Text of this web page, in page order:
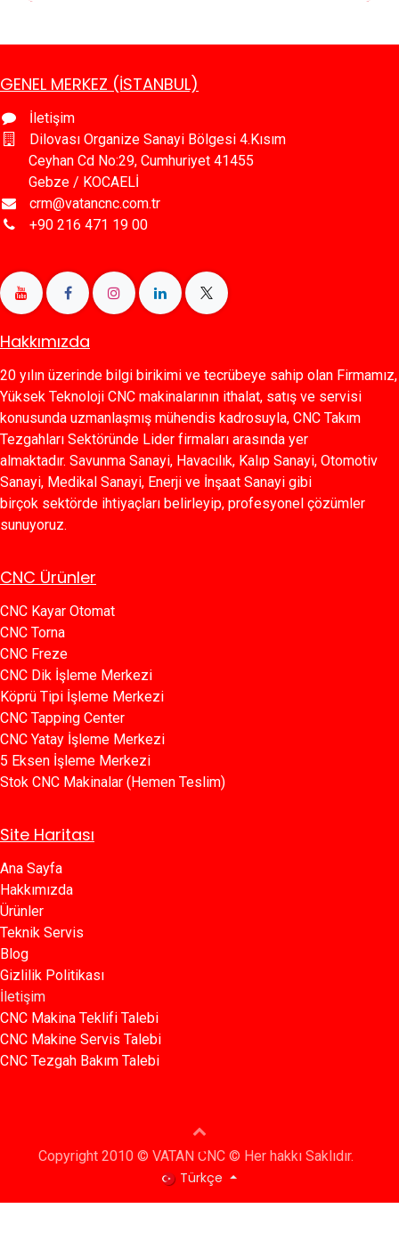
GENEL MERKEZ (İSTANBUL)
İletişim
Dilovası Organize Sanayi Bölgesi 4.Kısım
Ceyhan Cd No:29, Cumhuriyet 41455
Gebze / KOCAELİ
crm@vatancnc.com.tr
+90 216 471 19 00
Hakkımızda
20 yılın üzerinde bilgi birikimi ve tecrübeye sahip olan Firmamız,
Yüksek Teknoloji CNC makinalarının ithalat, satış ve servisi
konusunda uzmanlaşmış mühendis kadrosuyla, CNC Takım
Tezgahları Sektöründe Lider firmaları arasında yer
almaktadır. Savunma Sanayi, Havacılık, Kalıp Sanayi, Otomotiv
Sanayi, Medikal Sanayi, Enerji ve İnşaat Sanayi gibi
birçok sektörde ihtiyaçları belirleyip, profesyonel çözümler
sunuyoruz.
CNC Ürünler
CNC Kayar Otomat
CNC Torna
CNC Freze
CNC Dik İşleme Merkezi
Köprü Tipi İşleme Merkezi
C​​NC Tapping Center
CNC Yatay İşleme Merkezi
5 Eksen İşleme Merkezi
Stok CNC Makinalar (Hemen Teslim)
Site Haritası
Ana Sayfa​​
Hakkımızda
Ürünler​
Teknik Servis
Blog​​
Gizlilik Politikası​​
İletişim
CNC Makina Teklifi Talebi
CNC Makine Servis Talebi
CNC Tezgah Bakım Talebi
Copyright 2010 © VATAN CNC © Her hakkı Saklıdır.
Türkçe